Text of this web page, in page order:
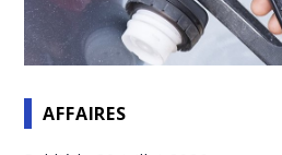
AFFAIRES